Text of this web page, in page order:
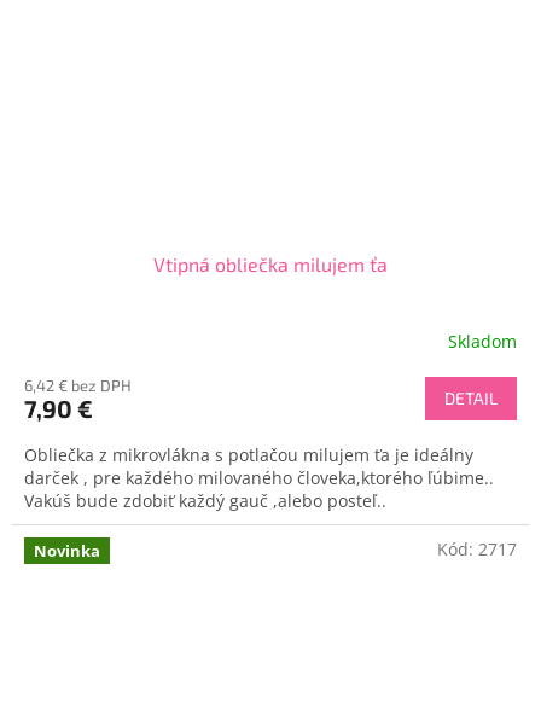
Vtipná obliečka milujem ťa
Skladom
6,42 € bez DPH
7,90 € DETAIL
Obliečka z mikrovlákna s potlačou milujem ťa je ideálny
darček , pre každého milovaného človeka,ktorého ľúbime..
Vakúš bude zdobiť každý gauč ,alebo posteľ..
Novinka Kód: 2717